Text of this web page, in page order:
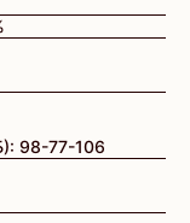
98-77-106